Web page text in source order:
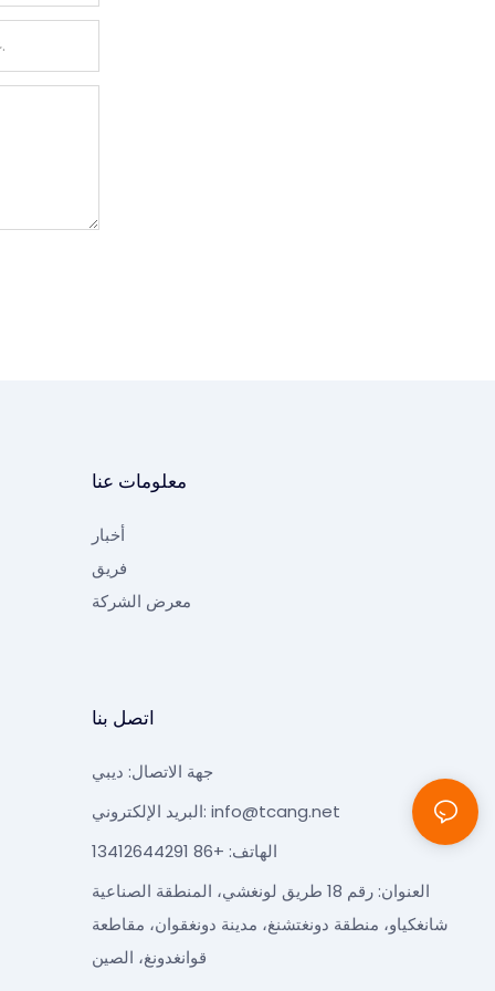
غرض الاستخدام:يرجى وصف كيفية تخطيطك لاستخدام الجهاز.
معلومات عنا
أخبار
فريق
معرض الشركة
اتصل بنا
جهة الاتصال: ديبي
البريد الإلكتروني: info@tcang.net
الهاتف: +86 13412644291
العنوان: رقم 18 طريق لونغشي، المنطقة الصناعية
شانغكياو، منطقة دونغتشنغ، مدينة دونغقوان، مقاطعة
قوانغدونغ، الصين